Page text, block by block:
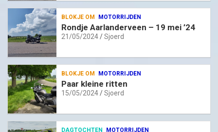
BLOKJE OM MOTORRIJDEN
Rondje Aarlanderveen – 19 mei ’24
21/05/2024 Sjoerd
BLOKJE OM MOTORRIJDEN
Paar kleine ritten
15/05/2024 Sjoerd
DAGTOCHTEN MOTORRIJDEN